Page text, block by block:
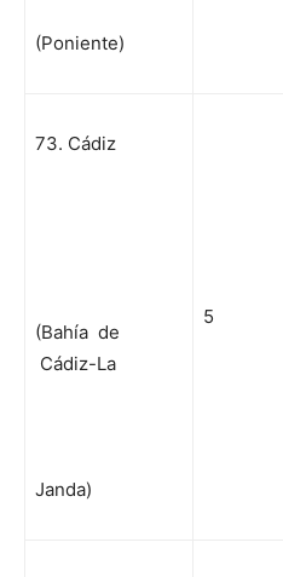
(Poniente)
73. Cádiz
(Bahía de
Cádiz-La
Janda)
5